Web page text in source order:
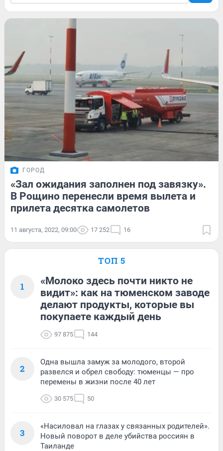
ГОРОД
«Зал ожидания заполнен под завязку».
В Рощино перенесли время вылета и
прилета десятка самолетов
11 августа, 2022, 09:00 17 252 16
ТОП 5
1
«Молоко здесь почти никто не
видит»: как на тюменском заводе
делают продукты, которые вы
покупаете каждый день
97 875 144
2
Одна вышла замуж за молодого, второй
развелся и обрел свободу: тюменцы — про
перемены в жизни после 40 лет
30 575 50
3
«Насиловал на глазах у связанных родителей».
Новый поворот в деле убийства россиян в
Таиланде